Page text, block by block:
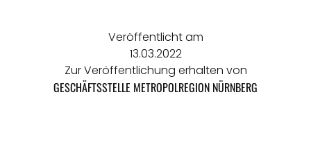
Veröffentlicht am
13.03.2022
Zur Veröffentlichung erhalten von
GESCHÄFTSSTELLE METROPOLREGION NÜRNBERG